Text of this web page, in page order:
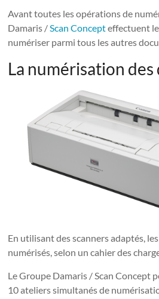
Avant toutes les opérations de
Damaris /Scan Concepteffectuent
numériser parmi tous les autres
La numérisation
En utilisant des scanners adaptés,
numérisés, selon un cahier des
Le Groupe Damaris / Scan Concept
10 ateliers simultanés de